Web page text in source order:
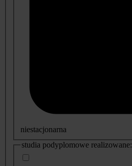
niestacjonarna
studia podyplomowe realizowane: